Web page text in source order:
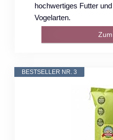
hochwertiges Futter
Vogelarten.
BESTSELLER NR. 3